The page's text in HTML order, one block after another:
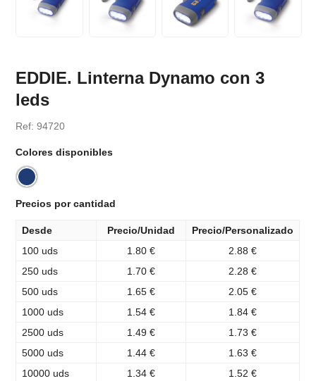
EDDIE. Linterna Dynamo con 3
leds
Ref: 94720
Colores disponibles
Precios por cantidad
Desde Precio/Unidad
Precio/Personalizado
100 uds
1.80 €
2.88 €
250 uds
1.70 €
2.28 €
500 uds
1.65 €
2.05 €
1000 uds
1.54 €
1.84 €
2500 uds
1.49 €
1.73 €
5000 uds
1.44 €
1.63 €
10000 uds
1.34 € 1.52 €